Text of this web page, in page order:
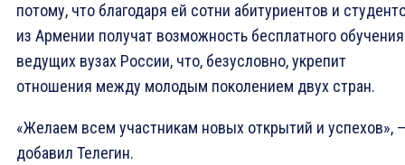
потому, что благодаря ей сотни абитуриентов и
из Армении получат возможность бесплатного
ведущих вузах России, что, безусловно, укрепит
отношения между молодым поколением двух стран.
«Желаем всем участникам новых открытий и успехов»,
добавил Телегин.